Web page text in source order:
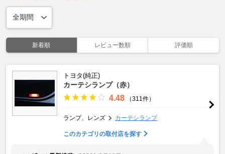
新着順 レビュー数順 評価順
トヨタ(純正)
カーテシランプ（赤）
4.48 （311件）
ランプ、レンズ カーテシランプ
このカテゴリの取付店を探す